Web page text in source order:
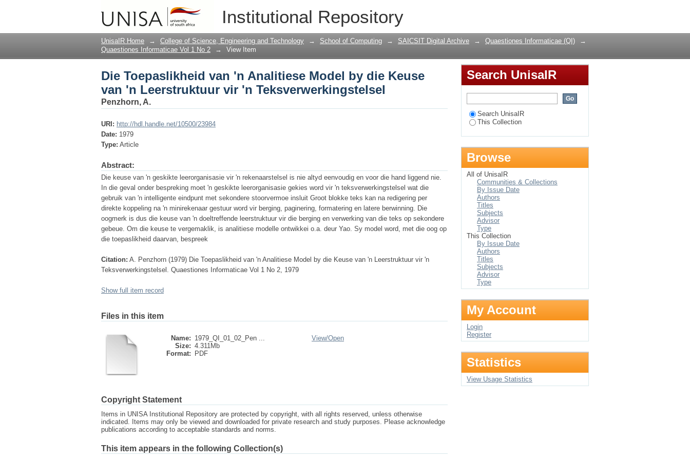
Institutional Repository
Die Toepaslikheid van 'n Analitiese Model by die Keuse van 'n Leerstruktuur vir 'n
Teksverwerkingstelsel
UnisaIR Home → College of Science, Engineering and Technology → School of Computing → SAICSIT Digital Archive → Quaestiones Informaticae (QI)
→
Quaestiones Informaticae Vol 1 No 2
→ View Item
Die Toepaslikheid van 'n Analitiese Model by die Keuse
van 'n Leerstruktuur vir 'n Teksverwerkingstelsel
Penzhorn, A.
URI: http://hdl.handle.net/10500/23984
Date: 1979
Type: Article
Abstract:
Die keuse van 'n geskikte leerorganisasie vir 'n rekenaarstelsel is nie altyd eenvoudig en voor die hand liggend nie.
In die geval onder bespreking moet 'n geskikte leerorganisasie gekies word vir 'n teksverwerkingstelsel wat die
gebruik van 'n intelligente eindpunt met sekondere stoorvermoe insluit Groot blokke teks kan na redigering per
direkte koppeling na 'n minirekenaar gestuur word vir berging, paginering, formatering en latere berwinning. Die
oogmerk is dus die keuse van 'n doeltreffende leerstruktuur vir die berging en verwerking van die teks op sekondere
gebeue. Om die keuse te vergemaklik, is analitiese modelle ontwikkei o.a. deur Yao. Sy model word, met die oog op
die toepaslikheid daarvan, bespreek
Citation: A. Penzhorn (1979) Die Toepaslikheid van 'n Analitiese Model by die Keuse van 'n Leerstruktuur vir 'n
Teksverwerkingstelsel. Quaestiones Informaticae Vol 1 No 2, 1979
Show full item record
Files in this item
Name: 1979_QI_01_02_Pen ...
Size: 4.311Mb
Format:
PDF
View/Open
Copyright Statement
Items in UNISA Institutional Repository are protected by copyright, with all rights reserved, unless otherwise
indicated. Items may only be viewed and downloaded for private research and study purposes. Please acknowledge
publications according to acceptable standards and norms.
This item appears in the following Collection(s)
Search UnisaIR
Search UnisaIR
This Collection
Browse
All of UnisaIR
Communities & Collections
By Issue Date
Authors
Titles
Subjects
Advisor
Type
This Collection
By Issue Date
Authors
Titles
Subjects
Advisor
Type
My Account
Login
Register
Statistics
View Usage Statistics